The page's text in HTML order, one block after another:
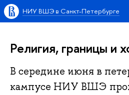
НИУ ВШЭ в Санкт-Петербурге
Религия, границы и
В середине июня в
кампусе НИУ ВШЭ